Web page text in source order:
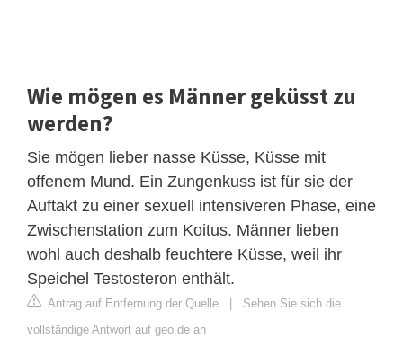
Wie mögen es Männer geküsst zu
werden?
Sie mögen lieber nasse Küsse, Küsse mit
offenem Mund. Ein Zungenkuss ist für sie der
Auftakt zu einer sexuell intensiveren Phase, eine
Zwischenstation zum Koitus. Männer lieben
wohl auch deshalb feuchtere Küsse, weil ihr
Speichel Testosteron enthält.
Antrag auf Entfernung der Quelle | Sehen Sie sich die
vollständige Antwort auf geo.de an